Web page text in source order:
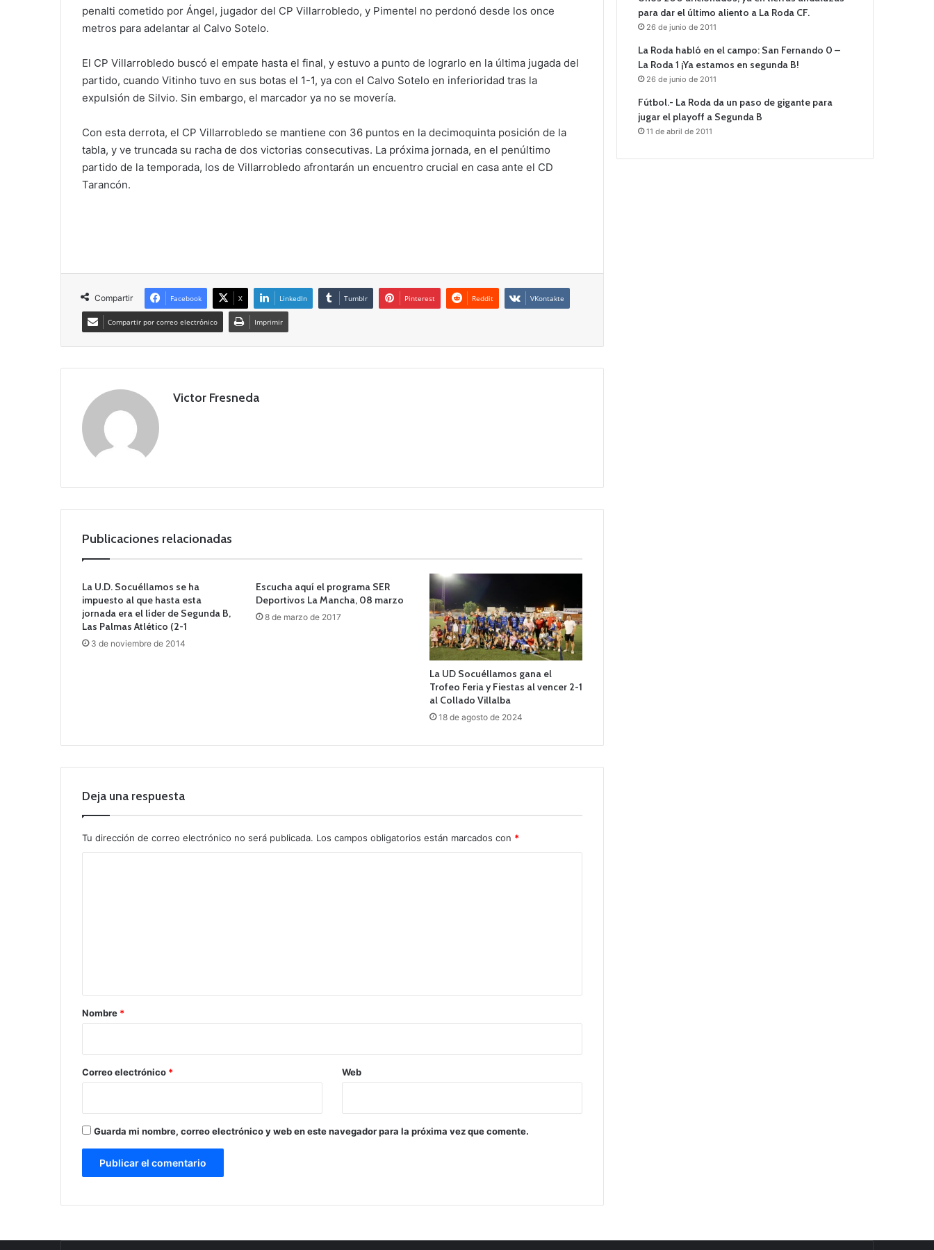
penalti cometido por Ángel, jugador del CP Villarrobledo, y Pimentel no perdonó desde los once
metros para adelantar al Calvo Sotelo.
El CP Villarrobledo buscó el empate hasta el final, y estuvo a punto de lograrlo en la última jugada del
partido, cuando Vitinho tuvo en sus botas el 1-1, ya con el Calvo Sotelo en inferioridad tras la
expulsión de Silvio. Sin embargo, el marcador ya no se movería.
Con esta derrota, el CP Villarrobledo se mantiene con 36 puntos en la decimoquinta posición de la
tabla, y ve truncada su racha de dos victorias consecutivas. La próxima jornada, en el penúltimo
partido de la temporada, los de Villarrobledo afrontarán un encuentro crucial en casa ante el CD
Tarancón.
Compartir Facebook X LinkedIn Tumblr Pinterest Reddit VKontakte
Compartir por correo electrónico Imprimir
Victor Fresneda
Publicaciones relacionadas
La U.D. Socuéllamos se ha
impuesto al que hasta esta
jornada era el líder de Segunda B,
Las Palmas Atlético (2-1
3 de noviembre de 2014
Escucha aquí el programa SER
Deportivos La Mancha, 08 marzo
8 de marzo de 2017
La UD Socuéllamos gana el
Trofeo Feria y Fiestas al vencer 2-1
al Collado Villalba
18 de agosto de 2024
Deja una respuesta
Tu dirección de correo electrónico no será publicada. Los campos obligatorios están marcados con *
r
*
Nombre *
Correo electrónico * Web
Guarda mi nombre, correo electrónico y web en este navegador para la próxima vez que comente.
para dar el último aliento a La Roda CF.
26 de junio de 2011
La Roda habló en el campo: San Fernando 0 –
La Roda 1 ¡Ya estamos en segunda B!
26 de junio de 2011
Fútbol.- La Roda da un paso de gigante para
jugar el playoff a Segunda B
11 de abril de 2011